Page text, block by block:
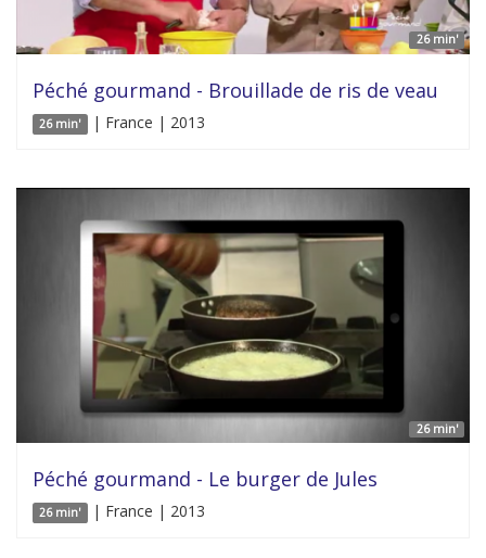
26 min'
Péché gourmand - Brouillade de ris de veau
26 min' | France | 2013
26 min'
Péché gourmand - Le burger de Jules
26 min' | France | 2013